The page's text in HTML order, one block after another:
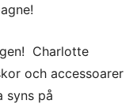
Charlotte
och accessoarer
syns på